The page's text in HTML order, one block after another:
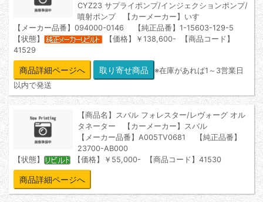
CYZ23 サプライポンプ/インジェクションポンプ/
噴射ポンプ 【カーメーカー】いすゞ
【メーカー品番】094000-0146 【純正品番】1-15603-129-5
【状態】
【価格】￥138,600- 【商品コード】
41529
商品詳細ページへ
※在庫があれば1～3営業日
以内で発送
【商品名】スバル フォレスター/レヴォーグ オル
タネーター 【カーメーカー】スバル
【メーカー品番】A005TV0681 【純正品番】
23700-AB000
【状態】
【価格】￥55,000- 【商品コード】41530
商品詳細ページへ